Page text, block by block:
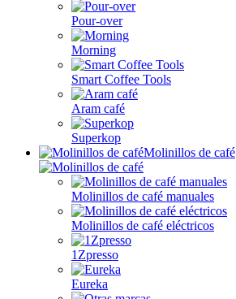
Pour-over
Morning
Smart Coffee Tools
Aram café
Superkop
Molinillos de café
Molinillos de café manuales
Molinillos de café eléctricos
1Zpresso
Eureka